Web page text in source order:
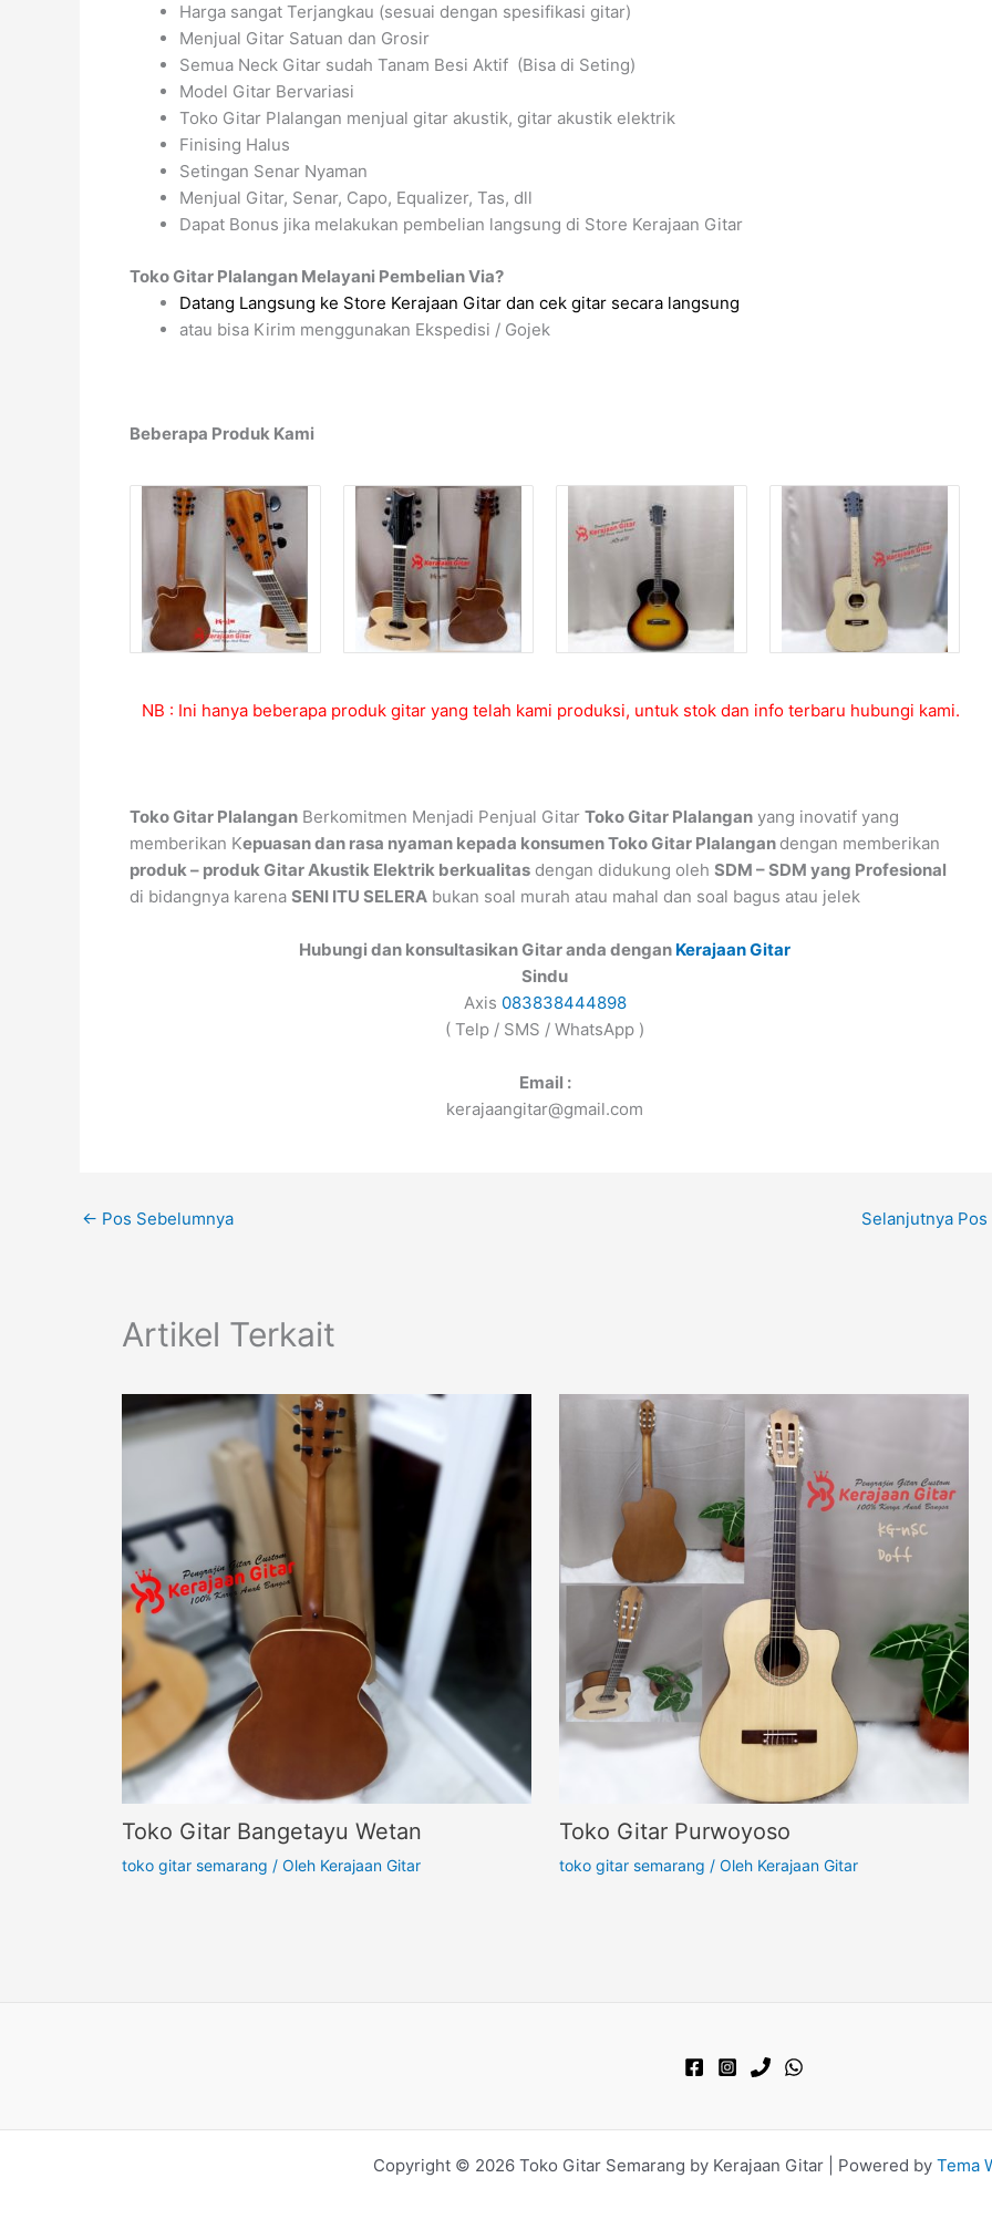
Harga sangat Terjangkau (sesuai dengan spesifikasi gitar)
Menjual Gitar Satuan dan Grosir
Semua Neck Gitar sudah Tanam Besi Aktif (Bisa di Seting)
Model Gitar Bervariasi
Toko Gitar Plalangan menjual gitar akustik, gitar akustik elektrik
Finising Halus
Setingan Senar Nyaman
Menjual Gitar, Senar, Capo, Equalizer, Tas, dll
Dapat Bonus jika melakukan pembelian langsung di Store Kerajaan Gitar
Toko Gitar Plalangan Melayani Pembelian Via?
Datang Langsung ke Store Kerajaan Gitar dan cek gitar secara langsung
atau bisa Kirim menggunakan Ekspedisi / Gojek
Beberapa Produk Kami
NB : Ini hanya beberapa produk gitar yang telah kami produksi, untuk stok dan info terbaru hubungi kami.
Toko Gitar Plalangan Berkomitmen Menjadi Penjual Gitar Toko Gitar Plalangan yang inovatif yang
memberikan Kepuasan dan rasa nyaman kepada konsumen Toko Gitar Plalangan dengan memberikan
produk – produk Gitar Akustik Elektrik berkualitas dengan didukung oleh SDM – SDM yang Profesional
di bidangnya karena SENI ITU SELERA bukan soal murah atau mahal dan soal bagus atau jelek
Hubungi dan konsultasikan Gitar anda dengan Kerajaan Gitar
Sindu
Axis 083838444898
( Telp / SMS / WhatsApp )
Email :
kerajaangitar@gmail.com
← Pos Sebelumnya Selanjutnya Pos
Artikel Terkait
Toko Gitar Bangetayu Wetan
toko gitar semarang / Oleh Kerajaan Gitar
Toko Gitar Purwoyoso
toko gitar semarang / Oleh Kerajaan Gitar
Copyright © 2026 Toko Gitar Semarang by Kerajaan Gitar | Powered by Tema